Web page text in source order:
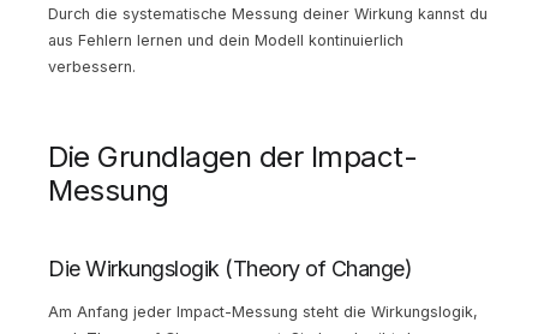
Durch die systematische Messung deiner Wirkung kannst du
aus Fehlern lernen und dein Modell kontinuierlich
verbessern.
Die Grundlagen der Impact-
Messung
Die Wirkungslogik (Theory of Change)
Am Anfang jeder Impact-Messung steht die Wirkungslogik,